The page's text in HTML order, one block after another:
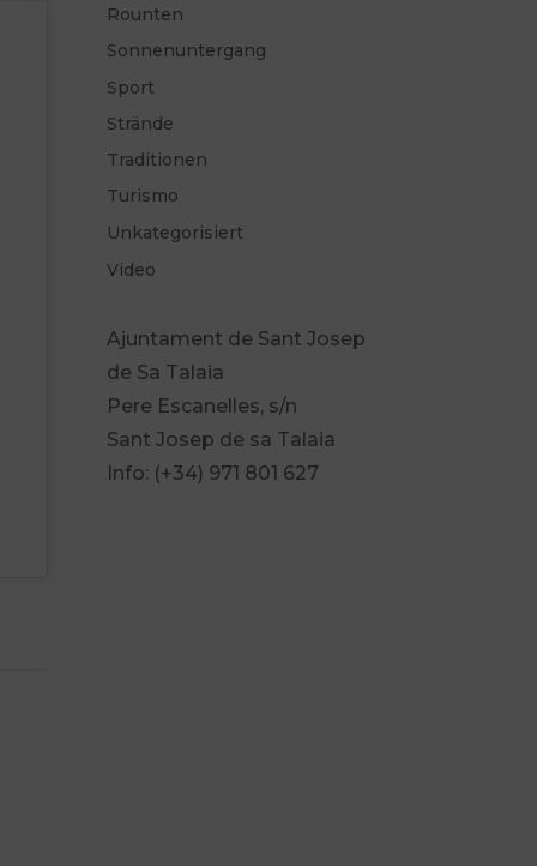
Rounten
Sonnenuntergang
Sport
Strände
Traditionen
Turismo
Unkategorisiert
Video
Ajuntament de Sant Josep
de Sa Talaia
Pere Escanelles, s/n
Sant Josep de sa Talaia
Info: (+34) 971 801 627